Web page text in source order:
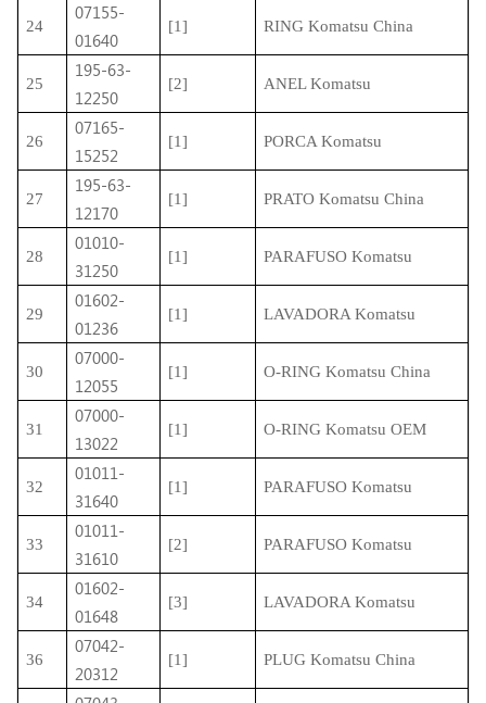
24
07155-
01640
[1] RING Komatsu China
25
195-63-
12250
[2] ANEL Komatsu
26
07165-
15252
[1] PORCA Komatsu
27
195-63-
12170
[1] PRATO Komatsu China
28
01010-
31250
[1] PARAFUSO Komatsu
29
01602-
01236
[1] LAVADORA Komatsu
30
07000-
12055
[1] O-RING Komatsu China
31
07000-
13022
[1] O-RING Komatsu OEM
32
01011-
31640
[1] PARAFUSO Komatsu
33
01011-
31610
[2] PARAFUSO Komatsu
34
01602-
01648
[3] LAVADORA Komatsu
36
07042-
20312
[1] PLUG Komatsu China